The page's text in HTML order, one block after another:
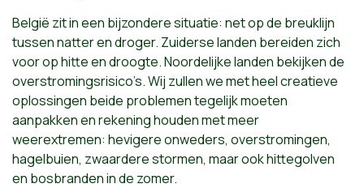
België zit in een bijzondere situatie: net op de breuklijn
tussen natter en droger. Zuiderse landen bereiden zich
voor op hitte en droogte. Noordelijke landen bekijken de
overstromingsrisico’s. Wij zullen we met heel creatieve
oplossingen beide problemen tegelijk moeten
aanpakken en rekening houden met meer
weerextremen: hevigere onweders, overstromingen,
hagelbuien, zwaardere stormen, maar ook hittegolven
en bosbranden in de zomer.